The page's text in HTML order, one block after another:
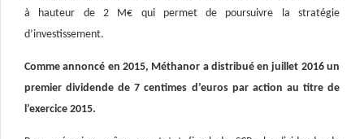
à hauteur de 2 M€ qui permet de poursuivre la stratégie
d’investissement.
Comme annoncé en 2015, Méthanor a distribué en juillet 2016 un
premier dividende de 7 centimes d’euros par action au titre de
l’exercice 2015.